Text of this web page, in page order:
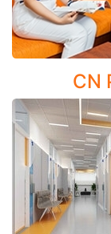
Các xét
Đo điện tim,
Một số thủ thuật
CarePlus như:
CN